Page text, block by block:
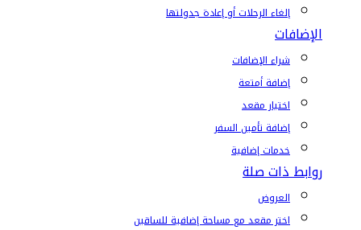
إلغاء الرحلات أو إعادة جدولتها
الإضافات
شراء الإضافات
إضافة أمتعة
اختيار مقعد
إضافة تأمين السفر
خدمات إضافية
روابط ذات صلة
العروض
اختر مقعد مع مساحة إضافية للساقين